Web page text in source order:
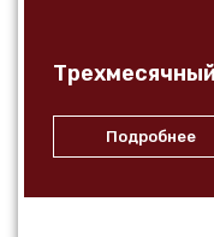
Подробнее